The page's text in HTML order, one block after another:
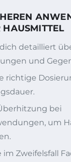
HAUSMITTEL
detailliert
und
richtige
bei
um
im Zweifelsfall